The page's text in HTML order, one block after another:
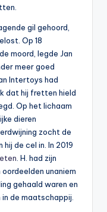
gil gehoord,
Op 18
moord, legde Jan
meer goed
Intertoys had
dat hij fretten hield
Op het lichaam
dieren
zocht de
hij de cel in. In 2019
. H. had zijn
unaniem
gehaald waren en
de maatschappij.